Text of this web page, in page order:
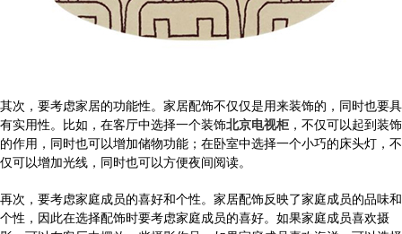
其次，要考虑家居的功能性。家居配饰不仅仅是用来装饰的，同时也要具
有实用性。比如，在客厅中选择一个装饰北京电视柜 ，不仅可以起到装饰
的作用，同时也可以增加储物功能；在卧室中选择一个小巧的床头灯，不
仅可以增加光线，同时也可以方便夜间阅读。
再次，要考虑家庭成员的喜好和个性。家居配饰反映了家庭成员的品味和
个性，因此在选择配饰时要考虑家庭成员的喜好。如果家庭成员喜欢摄